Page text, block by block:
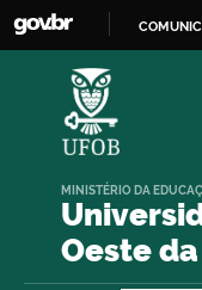
Oeste
MINISTÉRIO DA